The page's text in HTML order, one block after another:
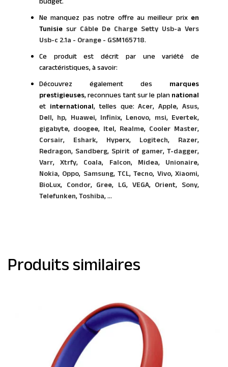
Ne manquez pas notre offre au meilleur prix en
Tunisie sur Câble De Charge Setty Usb-a Vers
Usb-c 2.1a - Orange - GSM165718.
Ce produit est décrit par une variété de
caractéristiques, à savoir:
Découvrez également des marques
prestigieuses, reconnues tant sur le plannational
et international, telles que:Acer,Apple,Asus,
Dell, hp, Huawei, Infinix, Lenovo, msi, Evertek,
gigabyte, doogee, Itel, Realme, Cooler Master,
Corsair, Eshark, Hyperx, Logitech, Razer,
Redragon, Sandberg, Spirit of gamer, T-dagger,
Varr,Xtrfy, Coala, Falcon, Midea, Unionaire,
Nokia, Oppo, Samsung,TCL,Tecno, Vivo,Xiaomi,
BioLux, Condor, Gree, LG, VEGA, Orient, Sony,
Telefunken,Toshiba, ...
Produits similaires